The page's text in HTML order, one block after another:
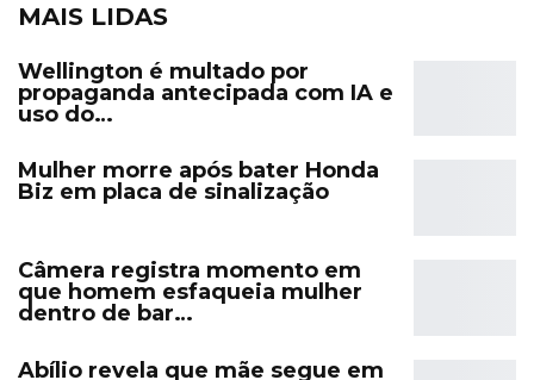
MAIS LIDAS
Wellington é multado por
propaganda antecipada com IA e
uso do…
Mulher morre após bater Honda
Biz em placa de sinalização
Câmera registra momento em
que homem esfaqueia mulher
dentro de bar…
Abílio revela que mãe segue em